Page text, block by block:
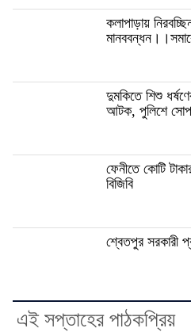
কলাপাড়ায়
দুমকিতে শিশু
আটক, পুলিশে
ফেনীতে কোটি
বিজিবি
শ্বেতপুর সরকারী
এই সপ্তাহের পাঠকপ্রিয়